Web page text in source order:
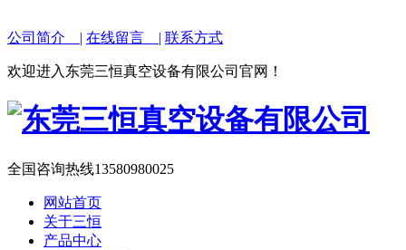
公司简介 | 在线留言 | 联系方式
欢迎进入东莞三恒真空设备有限公司官网！
全国咨询热线13580980025
网站首页
关于三恒
产品中心